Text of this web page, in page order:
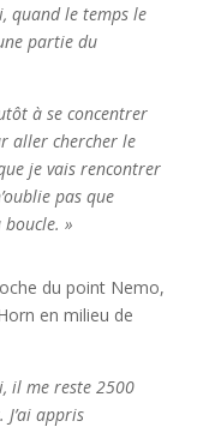
quand le temps le
partie du
à se concentrer
aller chercher le
je vais rencontrer
pas que
»
du point Nemo,
en milieu de
il me reste 2500
appris